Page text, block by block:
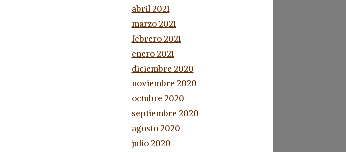
abril 2021
marzo 2021
febrero 2021
enero 2021
diciembre 2020
noviembre 2020
octubre 2020
septiembre 2020
agosto 2020
julio 2020